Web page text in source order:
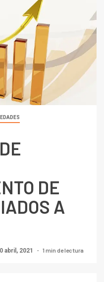
DE
A
abril, 2021 1 min de lectura